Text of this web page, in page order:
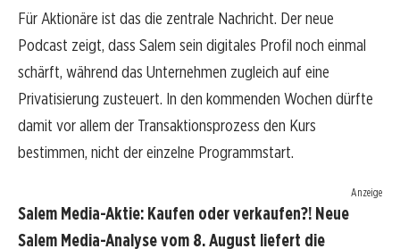
Für Aktionäre ist das die zentrale Nachricht. Der neue
Podcast zeigt, dass Salem sein digitales Profil noch einmal
schärft, während das Unternehmen zugleich auf eine
Privatisierung zusteuert. In den kommenden Wochen dürfte
damit vor allem der Transaktionsprozess den Kurs
bestimmen, nicht der einzelne Programmstart.
Anzeige
Salem Media-Aktie: Kaufen oder verkaufen?! Neue
Salem Media-Analyse vom 8. August liefert die